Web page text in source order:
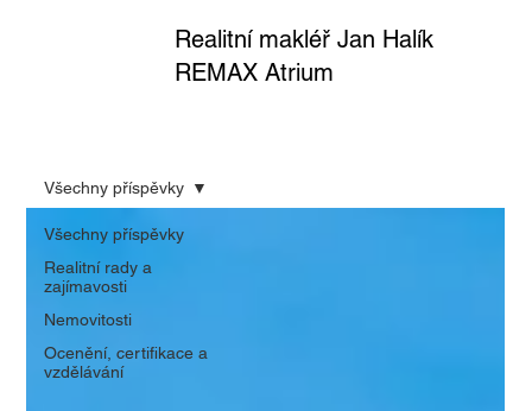
Realitní makléř Jan Halík
REMAX Atrium
Všechny příspěvky
Realitní rady a
zajímavosti
Nemovitosti
Ocenění, certifikace a
vzdělávání
Všechny příspěvky